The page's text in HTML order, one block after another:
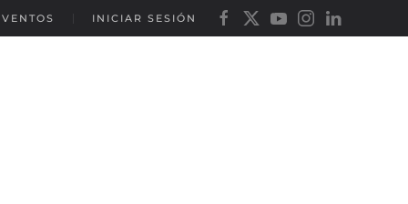
INICIAR SESIÓN